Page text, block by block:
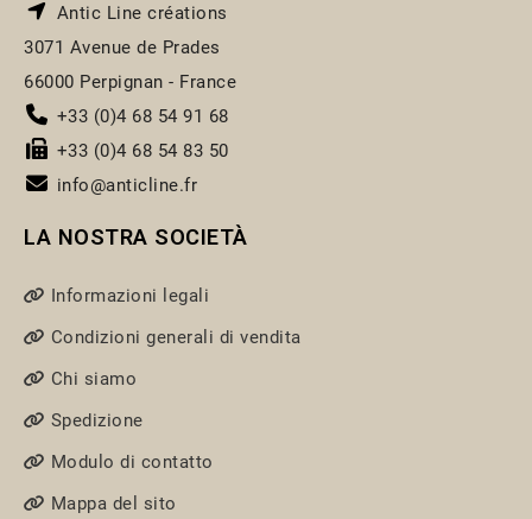
Antic Line créations
3071 Avenue de Prades
66000 Perpignan - France
+33 (0)4 68 54 91 68
+33 (0)4 68 54 83 50
info@anticline.fr
LA NOSTRA SOCIETÀ
Informazioni legali
Condizioni generali di vendita
Chi siamo
Spedizione
Modulo di contatto
Mappa del sito